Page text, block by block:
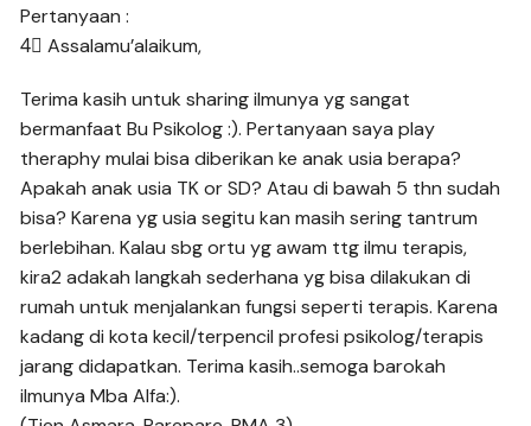
Pertanyaan :
4⃣ Assalamu’alaikum,
Terima kasih untuk sharing ilmunya yg sangat
bermanfaat Bu Psikolog :). Pertanyaan saya play
theraphy mulai bisa diberikan ke anak usia berapa?
Apakah anak usia TK or SD? Atau di bawah 5 thn sudah
bisa? Karena yg usia segitu kan masih sering tantrum
berlebihan. Kalau sbg ortu yg awam ttg ilmu terapis,
kira2 adakah langkah sederhana yg bisa dilakukan di
rumah untuk menjalankan fungsi seperti terapis. Karena
kadang di kota kecil/terpencil profesi psikolog/terapis
jarang didapatkan. Terima kasih..semoga barokah
ilmunya Mba Alfa:).